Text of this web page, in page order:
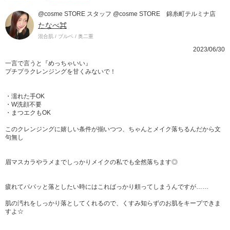
@cosme STORE スタッフ @cosme STORE 錦糸町テルミナ店
たなべ⌘
混合肌 / ブルベ / 奥二重
2023/06/30
一言で言うと『めっちゃいい』
プチプラクレンジングを甘くみないで！
・濡れた手OK
・W洗顔不要
・まつエクもOK
このクレンジングに嬉しい条件が揃いつつ、ちゃんとメイク落ちるんだから文
句無し
眉マスカラやラメまでしっかりメイクの私でも全然落ちます◎
疲れてパパッと落としたい時にはこればっかり頼ってしまうんですが……
肌の汚れをしっかり落としてくれるので、くすみ知らずのお肌をキープできま
すよ☆